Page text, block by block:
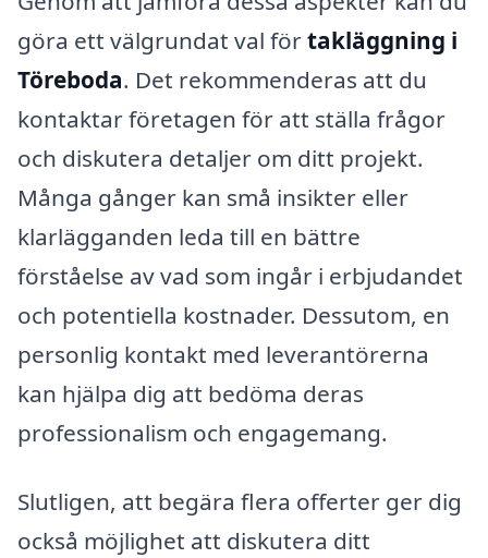
göra ett välgrundat val förtakläggning i
Töreboda. Det rekommenderas att du
kontaktar företagen för att ställa frågor
och diskutera detaljer om ditt projekt.
Många gånger kan små insikter eller
klarlägganden leda till en bättre
förståelse av vad som ingår i erbjudandet
och potentiella kostnader. Dessutom, en
personlig kontakt med leverantörerna
kan hjälpa dig att bedöma deras
professionalism och engagemang.
Slutligen, att begära flera offerter ger dig
också möjlighet att diskutera ditt